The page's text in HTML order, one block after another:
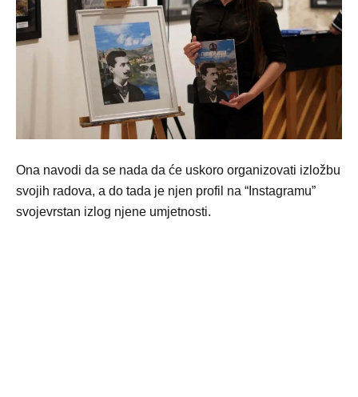
Ona navodi da se nada da će uskoro organizovati izložbu
svojih radova, a do tada je njen profil na “Instagramu”
svojevrstan izlog njene umjetnosti.